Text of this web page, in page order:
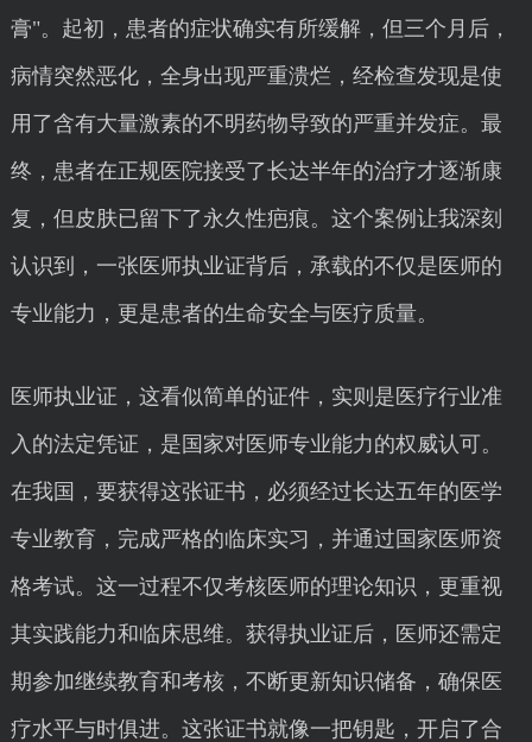
膏"。起初，患者的症状确实有所缓解，但三个月后，
病情突然恶化，全身出现严重溃烂，经检查发现是使
用了含有大量激素的不明药物导致的严重并发症。最
终，患者在正规医院接受了长达半年的治疗才逐渐康
复，但皮肤已留下了永久性疤痕。这个案例让我深刻
认识到，一张医师执业证背后，承载的不仅是医师的
专业能力，更是患者的生命安全与医疗质量。
医师执业证，这看似简单的证件，实则是医疗行业准
入的法定凭证，是国家对医师专业能力的权威认可。
在我国，要获得这张证书，必须经过长达五年的医学
专业教育，完成严格的临床实习，并通过国家医师资
格考试。这一过程不仅考核医师的理论知识，更重视
其实践能力和临床思维。获得执业证后，医师还需定
期参加继续教育和考核，不断更新知识储备，确保医
疗水平与时俱进。这张证书就像一把钥匙，开启了合